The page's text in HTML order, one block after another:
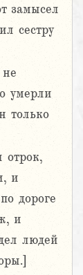
замысел
сестру
умерли
только
и
дороге
и
людей